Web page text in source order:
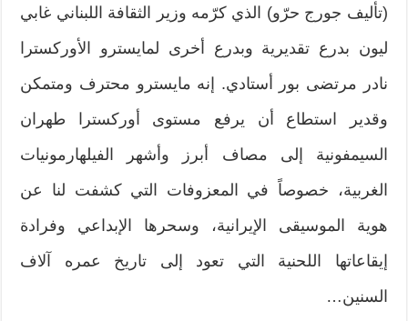
(تأليف جورج حرّو) الذي كرّمه وزير الثقافة اللبناني غابي
ليون بدرع تقديرية وبدرع أخرى لمايسترو الأوركسترا
نادر مرتضى بور أستادي. إنه مايسترو محترف ومتمكن
وقدير استطاع أن يرفع مستوى أوركسترا طهران
السيمفونية إلى مصاف أبرز وأشهر الفيلهارمونيات
الغربية، خصوصاً في المعزوفات التي كشفت لنا عن
هوية الموسيقى الإيرانية، وسحرها الإبداعي وفرادة
إيقاعاتها اللحنية التي تعود إلى تاريخ عمره آلاف
السنين…